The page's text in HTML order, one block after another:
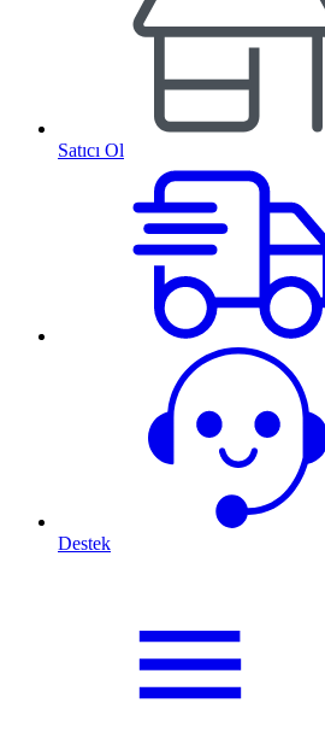
Satıcı Ol
Destek